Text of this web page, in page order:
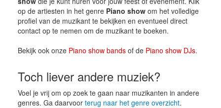
op de artiesten in het genre Piano showom het volledige
profiel van de muzikant te bekijken en eventueel direct
contact op te nemen om de muzikant te boeken.
Bekijk ook onze Piano show bandsof de Piano show DJs.
Toch liever andere muziek?
Voel je vrij om op zoek te gaan naar muzikanten in andere
genres. Ga daarvoor terug naar het genre overzicht.